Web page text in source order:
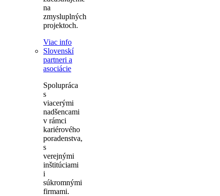
na
zmysluplných
projektoch.
Viac info
Slovenskí
partneri a
asociácie
Spolupráca
s
viacerými
nadšencami
v rámci
kariérového
poradenstva,
s
verejnými
inštitúciami
i
súkromnými
firmami.